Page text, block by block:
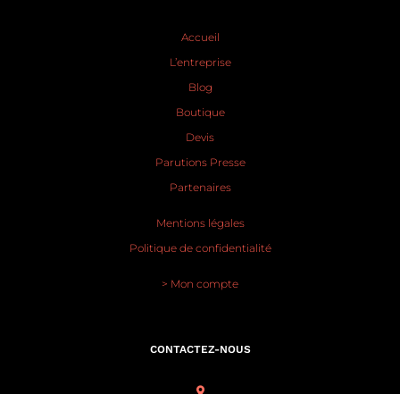
Accueil
L’entreprise
Blog
Boutique
Devis
Parutions Presse
Partenaires
Mentions légales
Politique de confidentialité
> Mon compte
CONTACTEZ-NOUS